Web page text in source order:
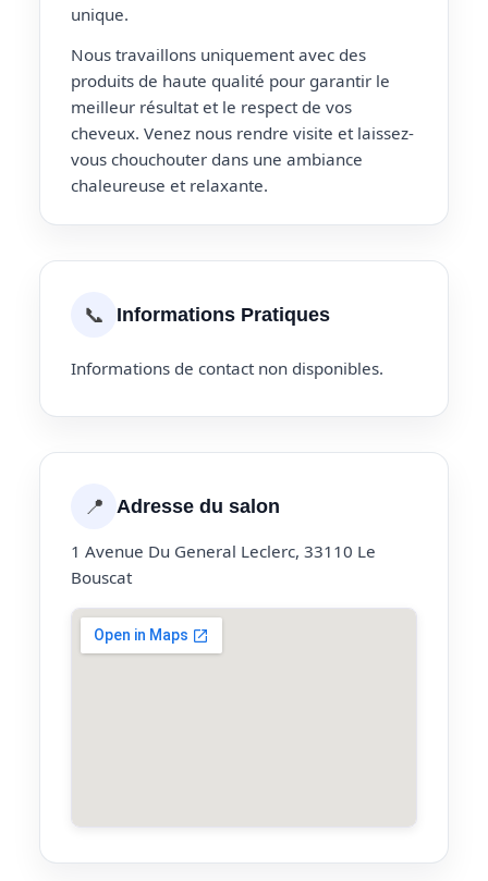
unique.
Nous travaillons uniquement avec des
produits de haute qualité pour garantir le
meilleur résultat et le respect de vos
cheveux. Venez nous rendre visite et laissez-
vous chouchouter dans une ambiance
chaleureuse et relaxante.
📞 Informations Pratiques
Informations de contact non disponibles.
📍 Adresse du salon
1 Avenue Du General Leclerc, 33110 Le
Bouscat